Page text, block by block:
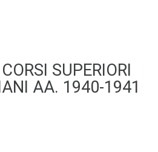
SUPERIORI
AA. 1940-1941